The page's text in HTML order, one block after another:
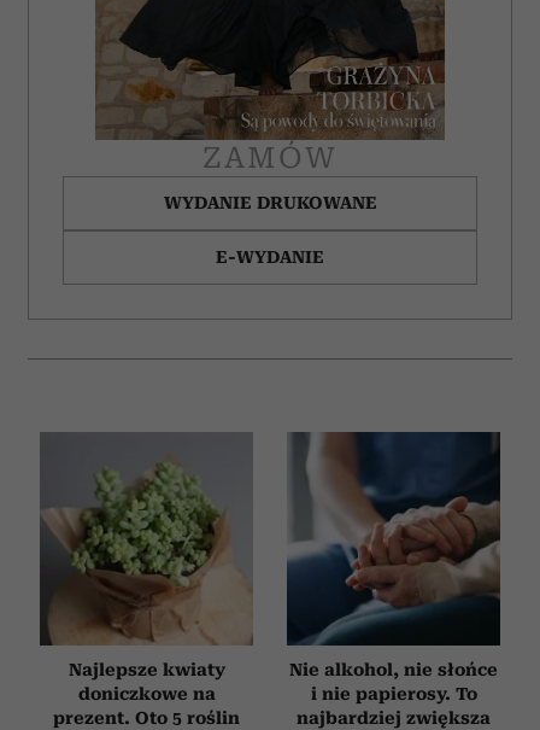
ZAMÓW
WYDANIE DRUKOWANE
E-WYDANIE
Najlepsze kwiaty
doniczkowe na
prezent. Oto 5 roślin
Nie alkohol, nie słońce
i nie papierosy. To
najbardziej zwiększa